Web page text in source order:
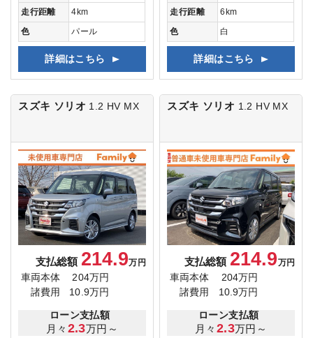
走行距離
4km
色
パール
詳細はこちら
走行距離
6km
色
白
詳細はこちら
スズキ ソリオ 1.2 HV MX
支払総額 214.9万円
車両本体
204万円
諸費用
10.9万円
ローン支払額
月々 2.3万円～
スズキ ソリオ 1.2 HV MX
支払総額 214.9万円
車両本体
204万円
諸費用
10.9万円
ローン支払額
月々 2.3万円～